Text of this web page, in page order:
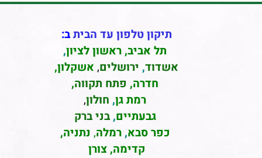
תיקון טלפון עד הביתב:
תל אביב, ראשון לציון,
אשדוד, ירושלים, אשקלון,
חדרה, פתח תקווה,
רמת גן, חולון,
גבעתיים,בני ברק
כפר סבא,רמלה, נתניה,
קדימה, צורן